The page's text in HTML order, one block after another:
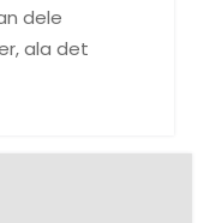
dele
ala det